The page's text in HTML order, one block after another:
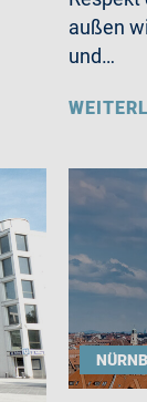
außen
und…